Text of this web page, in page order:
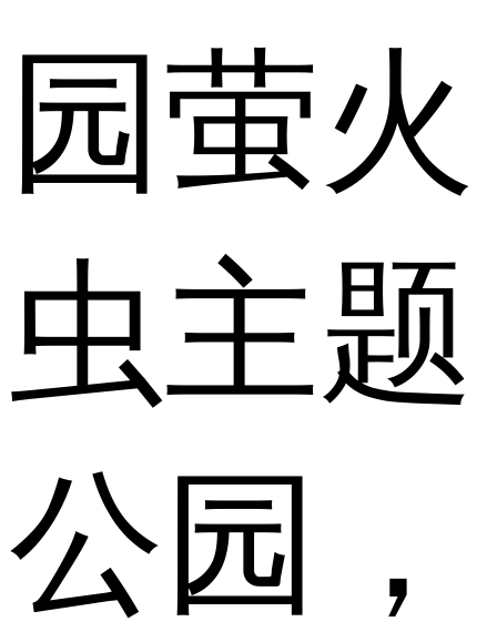
园萤火
虫主题
公园，